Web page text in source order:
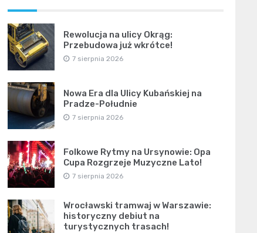
Rewolucja na ulicy Okrąg:
Przebudowa już wkrótce!
7 sierpnia 2026
Nowa Era dla Ulicy Kubańskiej na
Pradze-Południe
7 sierpnia 2026
Folkowe Rytmy na Ursynowie: Opa
Cupa Rozgrzeje Muzyczne Lato!
7 sierpnia 2026
Wrocławski tramwaj w Warszawie:
historyczny debiut na
turystycznych trasach!